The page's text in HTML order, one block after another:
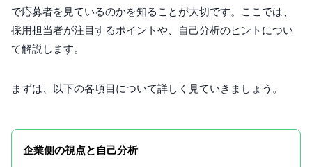
で応募者を見ているのかを知ることが大切です。ここでは、
採用担当者が注目するポイントや、自己分析のヒントについ
て解説します。
まずは、以下の各項目について詳しく見ていきましょう。
企業側の視点と自己分析